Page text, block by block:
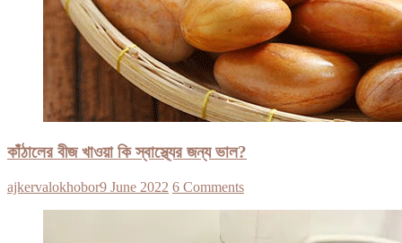
কাঁঠালের বীজ খাওয়া কি স্বাস্থ্যের জন্য ভাল?
ajkervalokhobor9 June 2022 6 Comments